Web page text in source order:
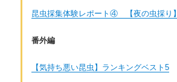
昆虫採集体験レポート④ 【夜の虫採り】
番外編
【気持ち悪い昆虫】ランキングベスト5